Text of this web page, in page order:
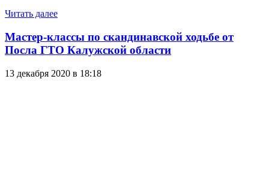
Читать далее
Мастер-классы по скандинавской ходьбе от
Посла ГТО Калужской области
13 декабря 2020 в 18:18